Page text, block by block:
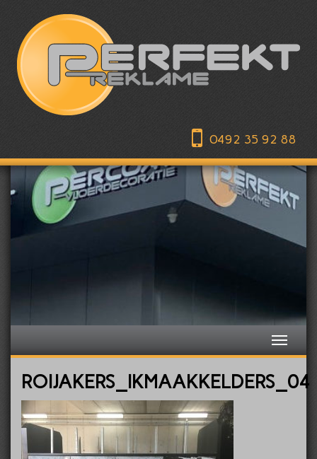
0492 35 92 88
ROIJAKERS_IKMAAKKELDERS_04